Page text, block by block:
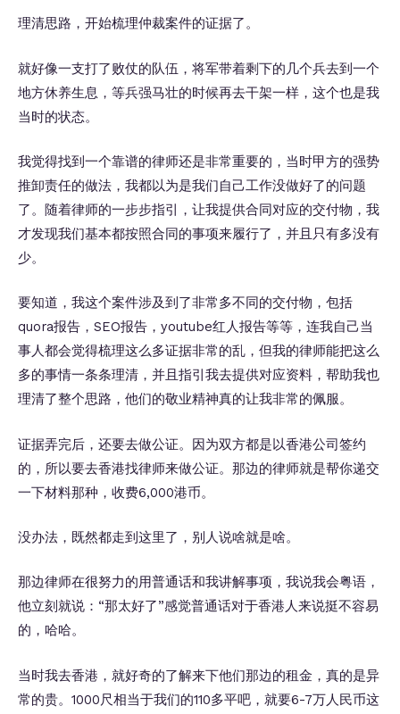
理清思路，开始梳理仲裁案件的证据了。
就好像一支打了败仗的队伍，将军带着剩下的几个兵去到一个
地方休养生息，等兵强马壮的时候再去干架一样，这个也是我
当时的状态。
我觉得找到一个靠谱的律师还是非常重要的，当时甲方的强势
推卸责任的做法，我都以为是我们自己工作没做好了的问题
了。随着律师的一步步指引，让我提供合同对应的交付物，我
才发现我们基本都按照合同的事项来履行了，并且只有多没有
少。
要知道，我这个案件涉及到了非常多不同的交付物，包括
quora报告，SEO报告，youtube红人报告等等，连我自己当
事人都会觉得梳理这么多证据非常的乱，但我的律师能把这么
多的事情一条条理清，并且指引我去提供对应资料，帮助我也
理清了整个思路，他们的敬业精神真的让我非常的佩服。
证据弄完后，还要去做公证。因为双方都是以香港公司签约
的，所以要去香港找律师来做公证。那边的律师就是帮你递交
一下材料那种，收费6,000港币。
没办法，既然都走到这里了，别人说啥就是啥。
那边律师在很努力的用普通话和我讲解事项，我说我会粤语，
他立刻就说：“那太好了”感觉普通话对于香港人来说挺不容易
的，哈哈。
当时我去香港，就好奇的了解来下他们那边的租金，真的是异
常的贵。1000尺相当于我们的110多平吧，就要6-7万人民币这